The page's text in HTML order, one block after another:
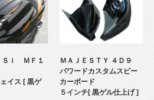
Ｓｉ ＭＦ１
イス [ 黒ゲ
ＭＡＪＥＳＴＹ ４Ｄ９
パワードカスタムスピー
カーボード
５インチ[ 黒ゲル仕上げ ]